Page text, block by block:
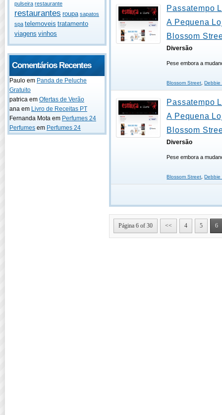
pulseira restaurante
restaurantes roupa sapatos
spa telemoveis tratamento
viagens vinhos
Comentários Recentes
Paulo em Panda de Peluche
Gratuito
patrica em Ofertas de Verão
ana em Livro de Receitas PT
Fernanda Mota em Perfumes 24
Perfumes em Perfumes 24
Passatempo
A Pequena
Blossom
Diversão
Pese embora a
Blossom Street ,Debbie
Passatempo
A Pequena
Blossom
Diversão
Pese embora a
Blossom Street ,Debbie
Página 6 of 30 << 4 5 6